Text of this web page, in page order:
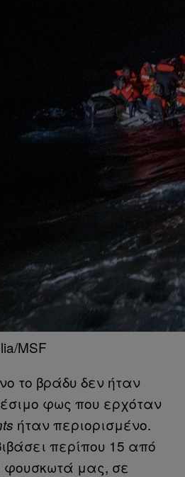
MSF
το βράδυ δεν ήταν
φως που ερχόταν
ήταν περιορισμένο.
περίπου 15 από
μας, σε